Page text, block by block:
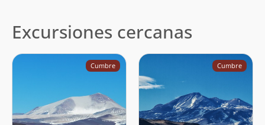
Excursiones cercanas
Cumbre Cumbre